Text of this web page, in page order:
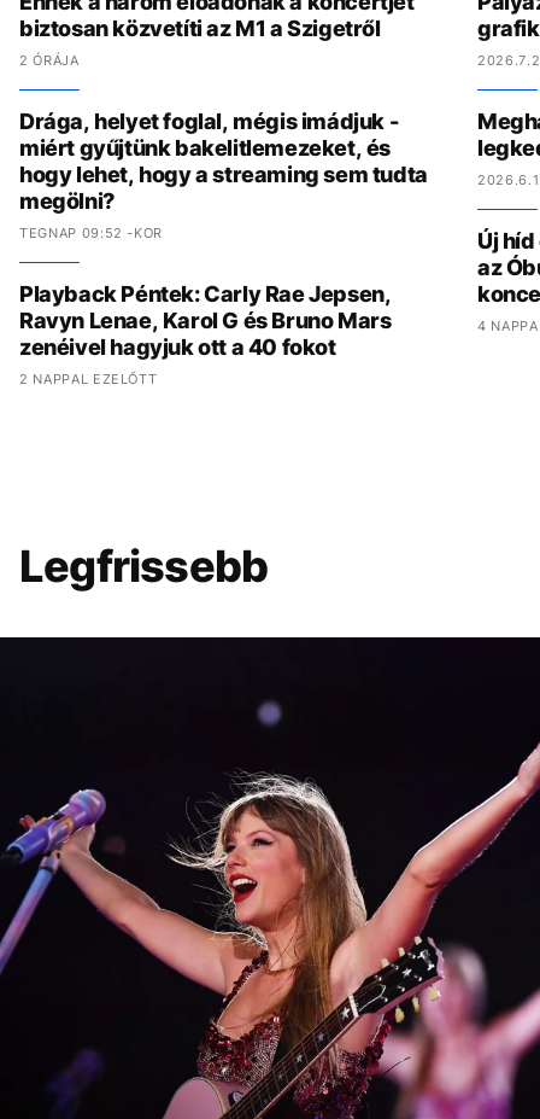
biztosan közvetíti az M1 a Szigetről
2 ÓRÁJA
Drága, helyet foglal, mégis imádjuk -
miért gyűjtünk bakelitlemezeket, és
hogy lehet, hogy a streaming sem tudta
megölni?
TEGNAP 09:52 -KOR
Playback Péntek: Carly Rae Jepsen,
Ravyn Lenae, Karol G és Bruno Mars
zenéivel hagyjuk ott a 40 fokot
2 NAPPAL EZELŐTT
Új
az
4
Legfrissebb